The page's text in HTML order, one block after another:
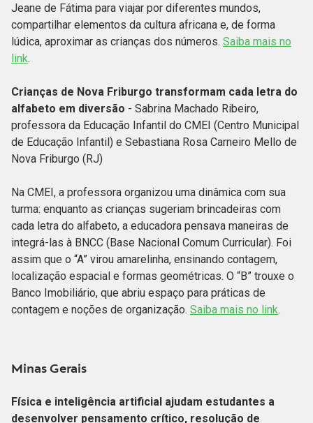
Jeane de Fátima para viajar por diferentes mundos,
compartilhar elementos da cultura africana e, de forma
lúdica, aproximar as crianças dos números. Saiba mais no
link.
Crianças de Nova Friburgo transformam cada letra do
alfabeto em diversão - Sabrina Machado Ribeiro,
professora da Educação Infantil do CMEI (Centro Municipal
de Educação Infantil) e Sebastiana Rosa Carneiro Mello de
Nova Friburgo (RJ)
Na CMEI, a professora organizou uma dinâmica com sua
turma: enquanto as crianças sugeriam brincadeiras com
cada letra do alfabeto, a educadora pensava maneiras de
integrá-las à BNCC (Base Nacional Comum Curricular). Foi
assim que o “A” virou amarelinha, ensinando contagem,
localização espacial e formas geométricas. O “B” trouxe o
Banco Imobiliário, que abriu espaço para práticas de
contagem e noções de organização. Saiba mais no link.
Minas Gerais
Física e inteligência artificial ajudam estudantes a
desenvolver pensamento crítico, resolução de